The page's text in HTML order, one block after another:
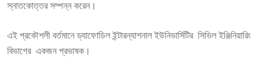
T
O
স্নাতকোত্তর সম্পন্ন করেন।
এই প্রকৌশলী বর্তমানে ড্যাফোডিল ইন্টারন্যাশনাল ইউনিভার্সিটির সিভিল ইঞ্জিনিয়ারিং
বিভাগের একজন প্রভাষক।